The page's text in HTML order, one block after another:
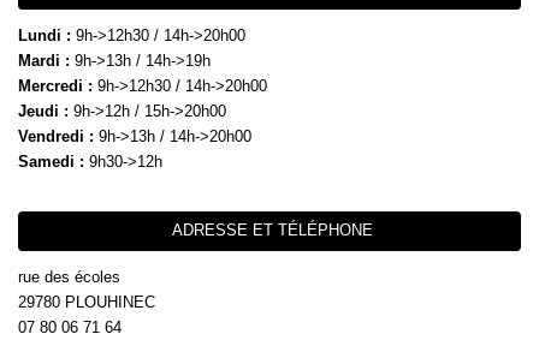
Lundi : 9h->12h30 / 14h->20h00
Mardi : 9h->13h / 14h->19h
Mercredi : 9h->12h30 / 14h->20h00
Jeudi : 9h->12h / 15h->20h00
Vendredi : 9h->13h / 14h->20h00
Samedi : 9h30->12h
ADRESSE ET TÉLÉPHONE
rue des écoles
29780 PLOUHINEC
07 80 06 71 64